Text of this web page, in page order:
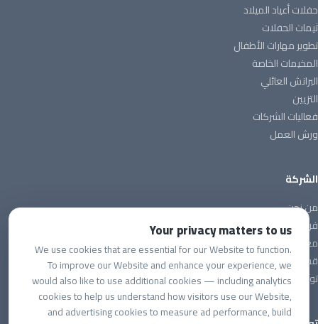
حفلات أعياد الميلاد
ثيمات الحفلات
تطوير مهارات الأطفال
المخيمات الخاصة
البرانش العائلي
التزيين
فعاليات الشركات
ورش العمل
الشركة
من نحن
فريقنا
معرض الفعاليات
قسم الشركات
تواصل معنا
Your privacy matters to us
We use cookies that are essential for our Website to function.
To improve our Website and enhance your experience, we
would also like to use additional cookies — including analytics
cookies to help us understand how visitors use our Website,
and advertising cookies to measure ad performance, build